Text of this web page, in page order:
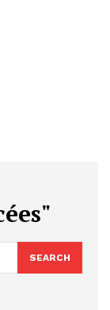
SEARCH